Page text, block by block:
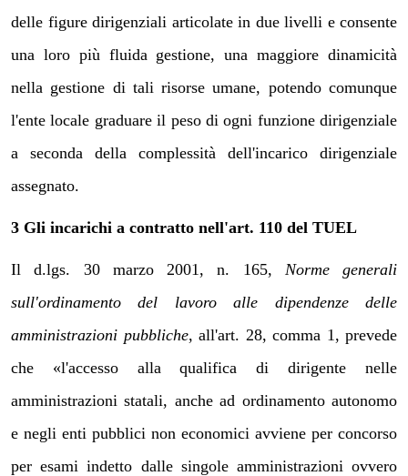
delle figure dirigenziali articolate in due livelli e consente
una loro più fluida gestione, una maggiore dinamicità
nella gestione di tali risorse umane, potendo comunque
l'ente locale graduare il peso di ogni funzione dirigenziale
a seconda della complessità dell'incarico dirigenziale
assegnato.
3 Gli incarichi a contratto nell'art. 110 del TUEL
Il d.lgs. 30 marzo 2001, n. 165, Norme generali
sull'ordinamento del lavoro alle dipendenze delle
amministrazioni pubbliche, all'art. 28, comma 1, prevede
che «l'accesso alla qualifica di dirigente nelle
amministrazioni statali, anche ad ordinamento autonomo
e negli enti pubblici non economici avviene per concorso
per esami indetto dalle singole amministrazioni ovvero